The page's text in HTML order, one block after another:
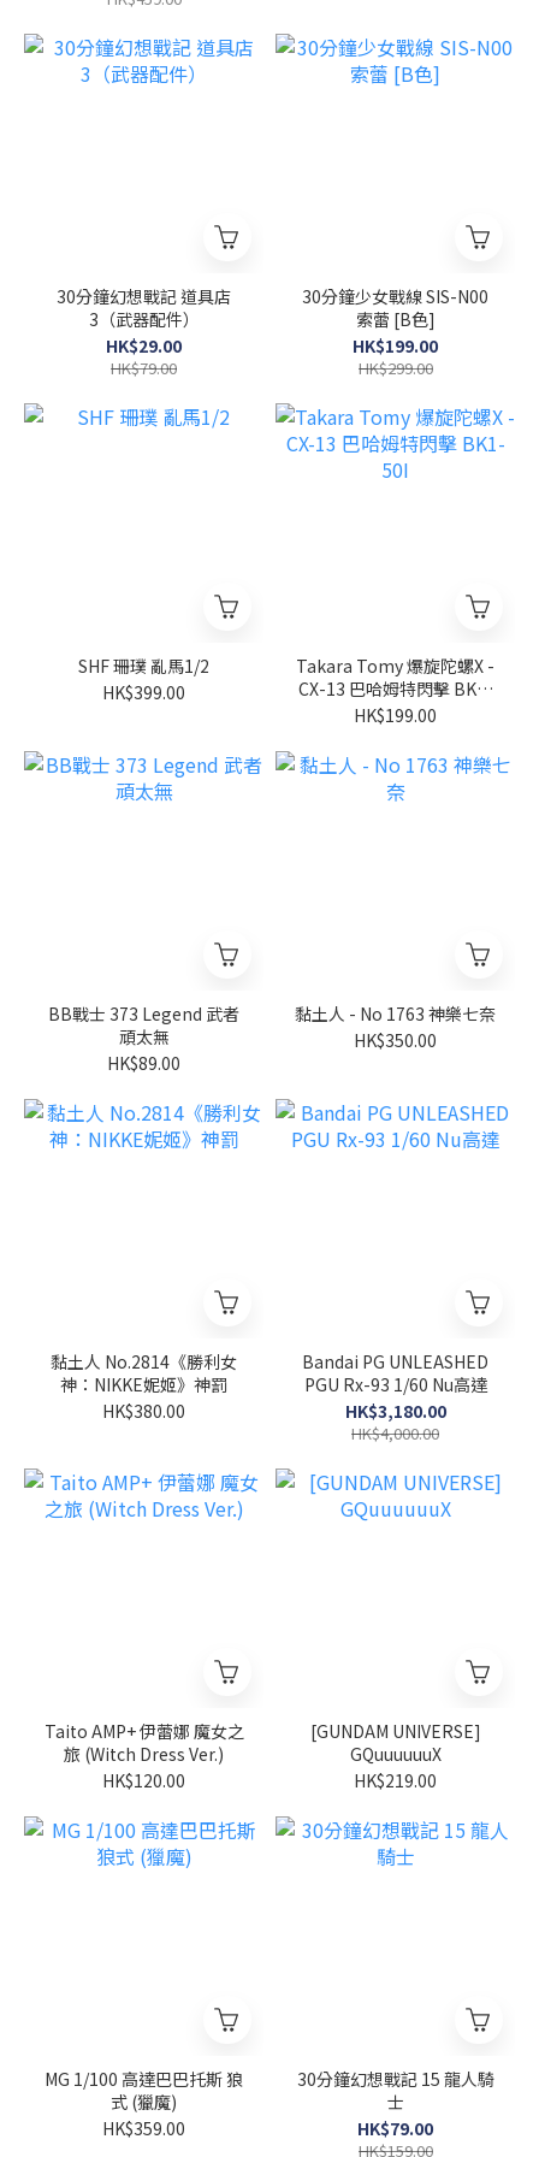
30分鐘幻想戰記 道具店
3（武器配件）
HK$29.00
HK$79.00
30分鐘少女戰線 SIS-N00
索蕾 [B色]
HK$199.00
HK$299.00
SHF 珊璞 亂馬1/2
HK$399.00
Takara Tomy 爆旋陀螺X -
CX-13 巴哈姆特閃擊 BK1-
50I
HK$199.00
BB戰士 373 Legend 武者
頑太無
HK$89.00
黏土人 - No 1763 神樂七奈
HK$350.00
黏土人 No.2814《勝利女
神：NIKKE妮姬》神罰
HK$380.00
Bandai PG UNLEASHED
PGU Rx-93 1/60 Nu高達
HK$3,180.00
HK$4,000.00
Taito AMP+ 伊蕾娜 魔女之
旅 (Witch Dress Ver.)
HK$120.00
[GUNDAM UNIVERSE]
GQuuuuuuX
HK$219.00
MG 1/100 高達巴巴托斯 狼
式 (獵魔)
HK$359.00
30分鐘幻想戰記 15 龍人騎
士
HK$79.00
HK$159.00